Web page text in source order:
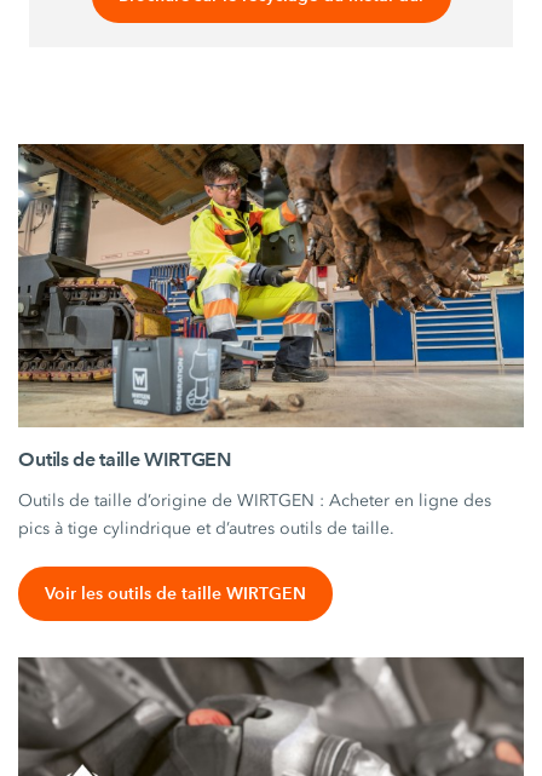
Outils de taille WIRTGEN
Outils de taille d’origine de WIRTGEN : Acheter en ligne des
pics à tige cylindrique et d’autres outils de taille.
Voir les outils de taille WIRTGEN